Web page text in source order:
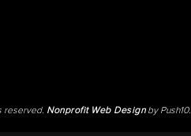
reserved. Nonprofit Web Designby Push10.